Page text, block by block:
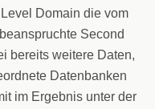
Domain die vom
Second
bereits weitere Daten,
Datenbanken
im Ergebnis unter der